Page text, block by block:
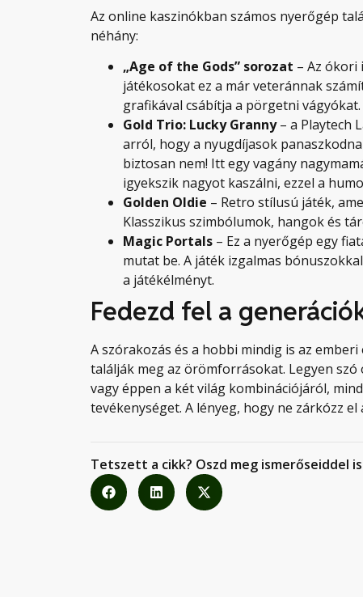
Az online kaszinókban számos nyerőgép
néhány:
„Age of the Gods” sorozat – Az ókori
játékosokat ez a már veteránnak
grafikával csábítja a pörgetni vágyókat.
Gold Trio: Lucky Granny– a Playtech
arról, hogy a nyugdíjasok
biztosan nem! Itt egy vagány
igyekszik nagyot kaszálni, ezzel a
Golden Oldie – Retro stílusú játék,
Klasszikus szimbólumok, hangok és
Magic Portals – Ez a nyerőgép egy
mutat be. A játék izgalmas
a játékélményt.
Fedezd fel a
A szórakozás és a hobbi mindig is az
találják meg az örömforrásokat. Legyen
vagy éppen a két világ kombinációjáról,
tevékenységet. A lényeg, hogy ne zárkózz
Tetszett a cikk? Oszd meg ismerőseiddel